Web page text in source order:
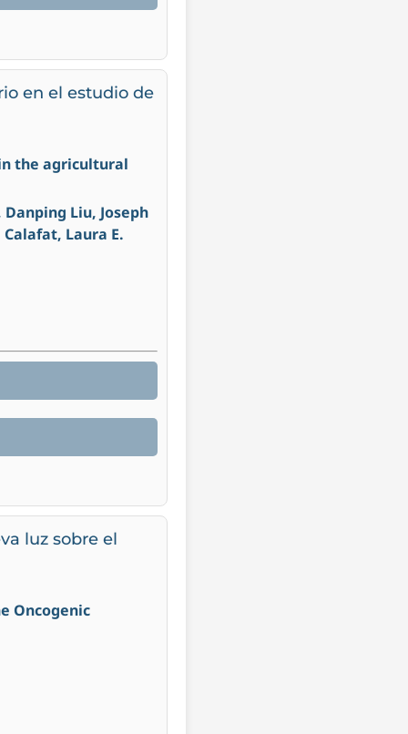
en el estudio de
the agricultural
Liu, Joseph
Laura E.
luz sobre el
Oncogenic